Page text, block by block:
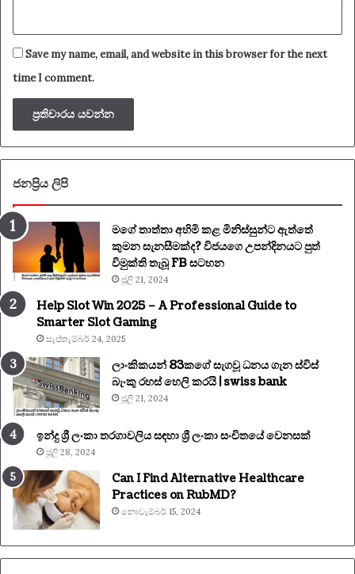
Save my name, email, and website in this browser for the next
time I comment.
ජනප්‍රිය ලිපි
මගේ තාත්තා අහිමි කළ මිනිස්සුන්ට ඇත්තේ
කුමන සැනසීමක්ද? විජයගෙ උපන්දිනයට පුත්
විමුක්ති තැබූ FB සටහන
ජූලි 21, 2024
Help Slot Win 2025 – A Professional Guide to
Smarter Slot Gaming
සැප්තැම්බර් 24, 2025
ලාංකිකයන් 83කගේ සැගවූ ධනය ගැන ස්විස්
බැංකු රහස් හෙලි කරයි | swiss bank
ජූලි 21, 2024
ඉන්දු ශ්‍රී ලංකා තරගාවලිය සඳහා ශ්‍රී ලංකා සංචිතයේ වෙනසක්
ජූලි 28, 2024
Can I Find Alternative Healthcare
Practices on RubMD?
නොවැම්බර් 15, 2024